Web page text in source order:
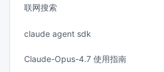
联网搜索
claude agent sdk
Claude-Opus-4.7 使用指南